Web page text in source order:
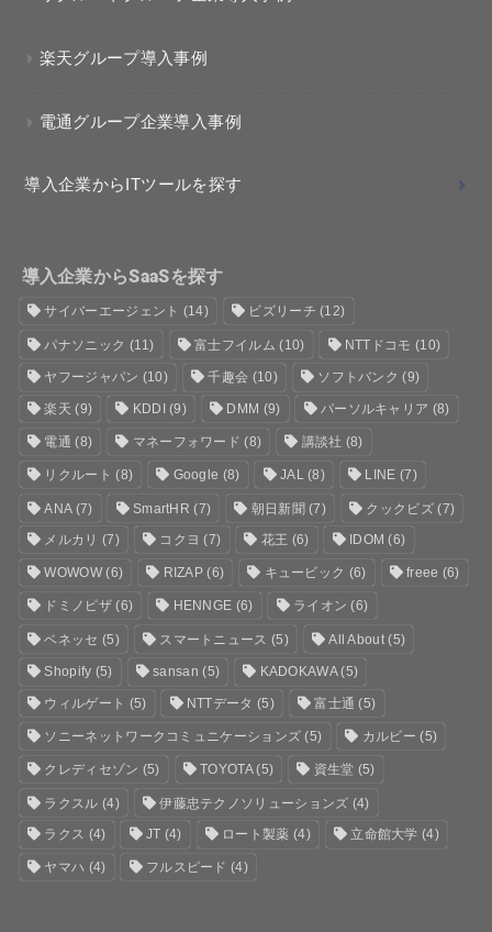
楽天グループ導入事例
電通グループ企業導入事例
導入企業からITツールを探す
導入企業からSaaSを探す
サイバーエージェント (14) ビズリーチ (12)
パナソニック (11) 富士フイルム (10) NTTドコモ (10)
ヤフージャパン (10) 千趣会 (10) ソフトバンク (9)
楽天 (9) KDDI (9) DMM (9) パーソルキャリア (8)
電通 (8) マネーフォワード (8) 講談社 (8)
リクルート (8) Google (8) JAL(8) LINE (7)
ANA(7) SmartHR (7) 朝日新聞(7) クックビズ(7)
メルカリ (7) コクヨ (7) 花王 (6) IDOM (6)
WOWOW(6) RIZAP (6) キュービック (6) freee (6)
ドミノピザ(6) HENNGE (6) ライオン (6)
ベネッセ (5) スマートニュース (5) All About(5)
Shopify (5) sansan (5) KADOKAWA(5)
ウィルゲート (5) NTTデータ (5) 富士通 (5)
ソニーネットワークコミュニケーションズ (5) カルビー (5)
クレディセゾン (5) TOYOTA(5) 資生堂 (5)
ラクスル (4) 伊藤忠テクノソリューションズ (4)
ラクス (4) JT (4) ロート製薬 (4) 立命館大学 (4)
ヤマハ (4) フルスピード (4)